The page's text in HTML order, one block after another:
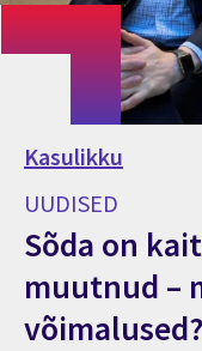
Kasulikku
UUDISED
Sõda on
muutnud –
võimalused?